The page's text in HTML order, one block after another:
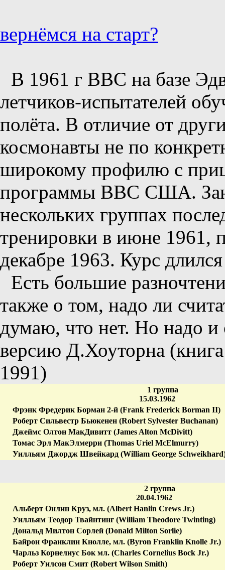
вернёмся на старт?
В 1961 г ВВС на базе
летчиков-испытателей
полёта. В отличие от
космонавты не по
широкому профилю с
программы ВВС США.
нескольких группах
тренировки в июне 1961,
декабре 1963. Курс
Есть большие
также о том, надо ли
думаю, что нет. Но надо
версию Д.Хоуторна
1991)
1 группа
15.03.1962
Фрэнк Фредерик Борман 2-й (Frank Frederick Borman II)
Роберт Сильвестр Бьюкенен (Robert Sylvester Buchanan)
Джеймс Олтон МакДивитт (James Alton McDivitt)
Томас Эрл МакЭлмерри (Thomas Uriel McElmurry)
Уилльям Джордж Швейкард (William George
2 группа
20.04.1962
Альберт Онлин Круз, мл. (Albert Hanlin Crews Jr.)
Уилльям Теодор Твайнтинг (William Theodore Twinting)
Дональд Милтон Сорлей (Donald Milton Sorlie)
Байрон Франклин Кнолле, мл. (Byron Franklin Knolle Jr.)
Чарльз Корнелиус Бок мл. (Charles Cornelius Bock Jr.)
Роберт Уилсон Смит (Robert Wilson Smith)